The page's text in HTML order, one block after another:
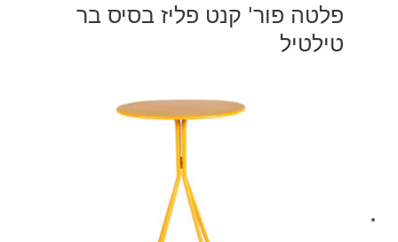
פלטה פור' קנט פליז בסיס בר
טילטיל